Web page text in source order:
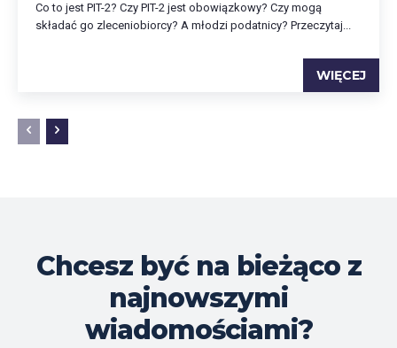
Co to jest PIT-2? Czy PIT-2 jest obowiązkowy? Czy mogą
składać go zleceniobiorcy? A młodzi podatnicy? Przeczytaj...
WIĘCEJ
Chcesz być na bieżąco z
najnowszymi
wiadomościami?